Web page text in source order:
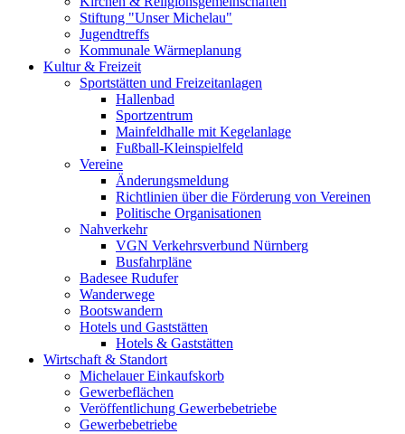
Stiftung "Unser Michelau"
Jugendtreffs
Kommunale Wärmeplanung
Kultur & Freizeit
Sportstätten und Freizeitanlagen
Hallenbad
Sportzentrum
Mainfeldhalle mit Kegelanlage
Fußball-Kleinspielfeld
Vereine
Änderungsmeldung
Richtlinien über die Förderung von Vereinen
Politische Organisationen
Nahverkehr
VGN Verkehrsverbund Nürnberg
Busfahrpläne
Badesee Rudufer
Wanderwege
Bootswandern
Hotels und Gaststätten
Hotels & Gaststätten
Wirtschaft & Standort
Michelauer Einkaufskorb
Gewerbeflächen
Veröffentlichung Gewerbebetriebe
Gewerbebetriebe